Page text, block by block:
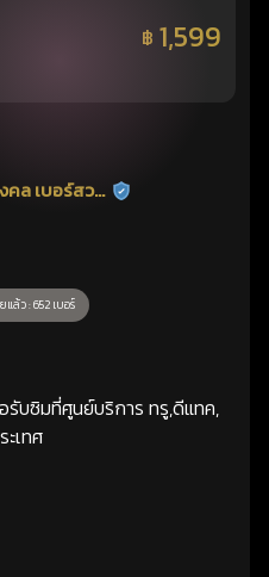
฿ 1,599
ล เบอร์สวย ร้านยืนยันแล้ว
แล้ว : 652 เบอร์
บซิมที่ศูนย์บริการ ทรู,ดีแทค,
เทศ